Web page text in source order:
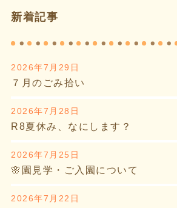
新着記事
2026年7月29日
７月のごみ拾い
2026年7月28日
R8夏休み、なにします？
2026年7月25日
🌸園見学・ご入園について
2026年7月22日